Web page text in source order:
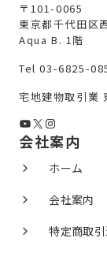
〒101-0065
東京都千代田区
Aqua B. 1階
Tel 03-6825-
宅地建物取引業
YouTube
X Instagram
会社案内
ホーム
会社案内
特定商取